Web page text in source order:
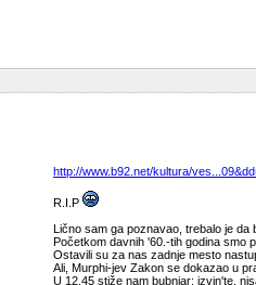
http://www.b92.net/kultura/
R.I.P
Lično sam ga poznavao, trebalo je
Početkom davnih '60.-tih godina smo
Ostavili su za nas zadnje mesto
Ali, Murphi-jev Zakon se dokazao u
U 12.45 stiže nam bubnjar: izvin'te,